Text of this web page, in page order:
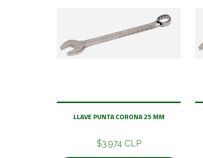
LLAVE PUNTA CORONA 25 MM
$3.974 CLP